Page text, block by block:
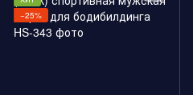
−25%